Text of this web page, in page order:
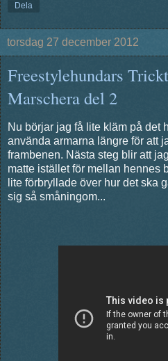
Dela
torsdag 27 december 2012
Freestylehundars
Marschera del 2
Nu börjar jag få lite kläm på det
använda armarna längre för att
frambenen. Nästa steg blir att
matte istället för mellan hennes
lite förbryllade över hur det ska
sig så småningom...